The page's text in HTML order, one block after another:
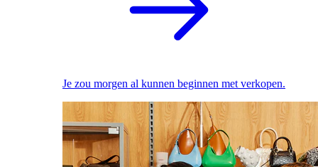
Je zou morgen al kunnen beginnen met verkopen.